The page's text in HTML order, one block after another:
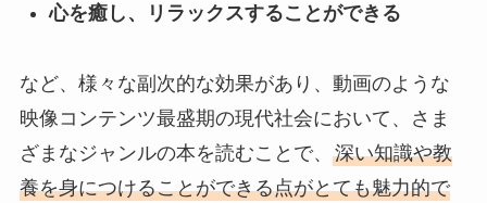
心を癒し、リラックスすることができる
など、様々な副次的な効果があり、動画のような
映像コンテンツ最盛期の現代社会において、さま
ざまなジャンルの本を読むことで、 深い知識や教
養を身につけることができる点がとても魅力的で